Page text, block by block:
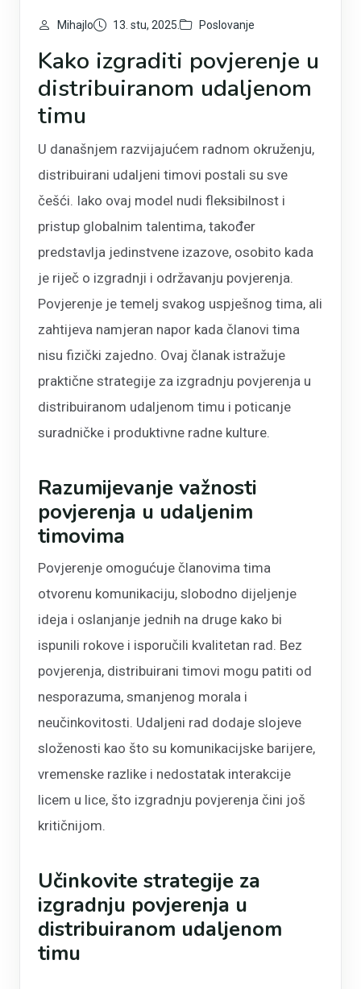
Mihajlo 13. stu, 2025. Poslovanje
Kako izgraditi povjerenje u
distribuiranom udaljenom
timu
U današnjem razvijajućem radnom okruženju,
distribuirani udaljeni timovi postali su sve
češći. Iako ovaj model nudi fleksibilnost i
pristup globalnim talentima, također
predstavlja jedinstvene izazove, osobito kada
je riječ o izgradnji i održavanju povjerenja.
Povjerenje je temelj svakog uspješnog tima, ali
zahtijeva namjeran napor kada članovi tima
nisu fizički zajedno. Ovaj članak istražuje
praktične strategije za izgradnju povjerenja u
distribuiranom udaljenom timu i poticanje
suradničke i produktivne radne kulture.
Razumijevanje važnosti
povjerenja u udaljenim
timovima
Povjerenje omogućuje članovima tima
otvorenu komunikaciju, slobodno dijeljenje
ideja i oslanjanje jednih na druge kako bi
ispunili rokove i isporučili kvalitetan rad. Bez
povjerenja, distribuirani timovi mogu patiti od
nesporazuma, smanjenog morala i
neučinkovitosti. Udaljeni rad dodaje slojeve
složenosti kao što su komunikacijske barijere,
vremenske razlike i nedostatak interakcije
licem u lice, što izgradnju povjerenja čini još
kritičnijom.
Učinkovite strategije za
izgradnju povjerenja u
distribuiranom udaljenom
timu